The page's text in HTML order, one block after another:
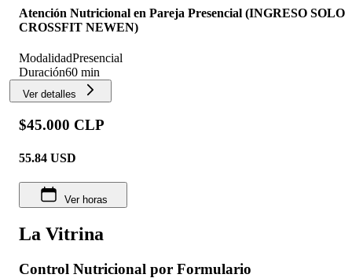
Atención Nutricional en Pareja Presencial (INGRESO SOLO
CROSSFIT NEWEN)
ModalidadPresencial
Duración60 min
Ver detalles
$45.000 CLP
55.84 USD
Ver horas
La Vitrina
Control Nutricional por Formulario